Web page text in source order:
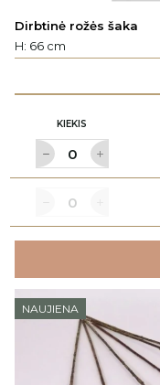
Dirbtinė rožės šaka
H: 66 cm
KIEKIS
NAUJIENA